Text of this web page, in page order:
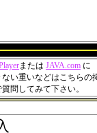
または JAVA.com に
い重いなどはこちら
質問してみて下さい。